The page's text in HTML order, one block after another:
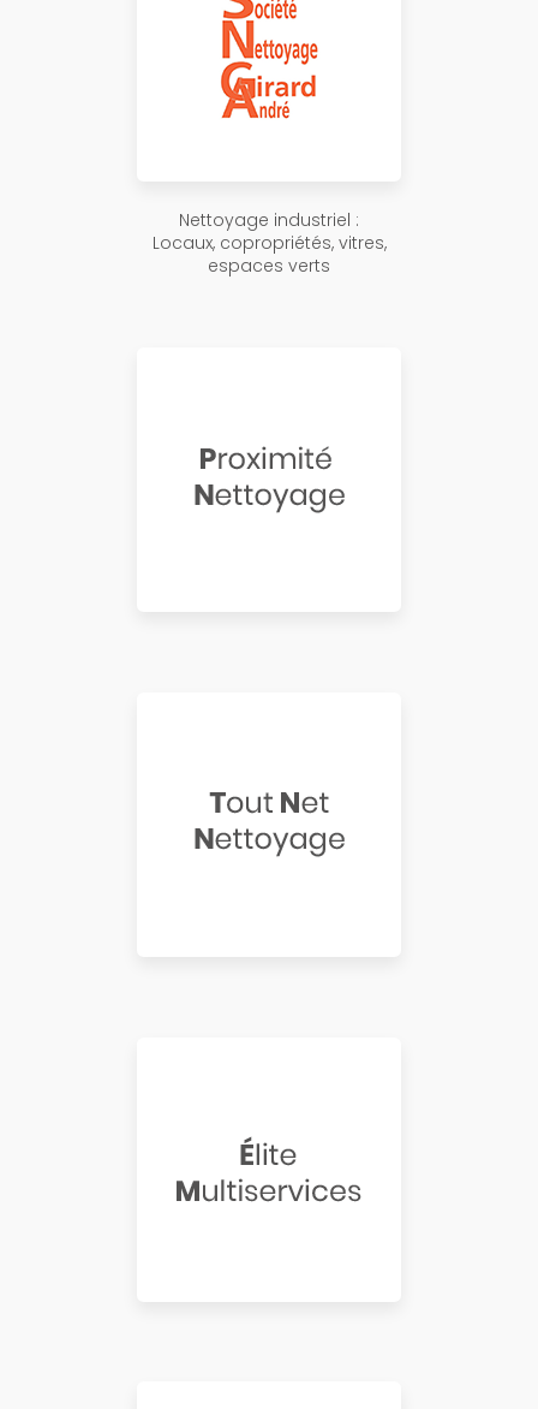
Nettoyage industriel :
Locaux, copropriétés, vitres,
espaces verts